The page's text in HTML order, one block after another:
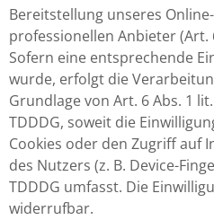
Bereitstellung unseres
professionellen Anbieter (Art.
Sofern eine entsprechende
wurde, erfolgt die
Grundlage von Art. 6 Abs. 1
TDDDG, soweit die
Cookies oder den Zugriff auf
des Nutzers (z. B. Device-
TDDDG umfasst. Die
widerrufbar.